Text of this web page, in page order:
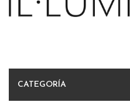
CATEGORÍA